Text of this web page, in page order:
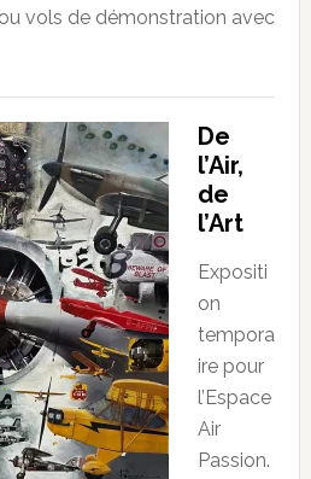
vols de démonstration avec
De
l’Air,
de
l’Art
Expositi
on
tempora
ire pour
l’Espace
Air
Passion.